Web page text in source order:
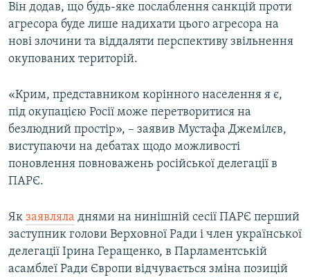
Він додав, що будь-яке послаблення санкцій проти
агресора буде лише надихати цього агресора на
нові злочини та віддаляти перспективу звільнення
окупованих територій.
«Крим, представником корінного населення я є,
під окупацією Росії може перетворитися на
безлюдний простір», – заявив Мустафа Джемілєв,
виступаючи на дебатах щодо можливості
поновлення повноважень російської делегації в
ПАРЄ.
Як заявляла днями на нинішній сесії ПАРЄ перший
заступник голови Верховної Ради і член української
делегації Ірина Геращенко, в Парламентській
асамблеї Ради Європи відчувається зміна позицій